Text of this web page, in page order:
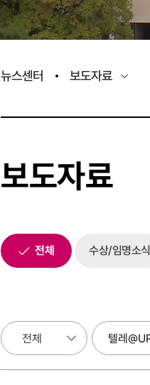
뉴스센터 보도자료
보도자료
전체 수상/임명소식